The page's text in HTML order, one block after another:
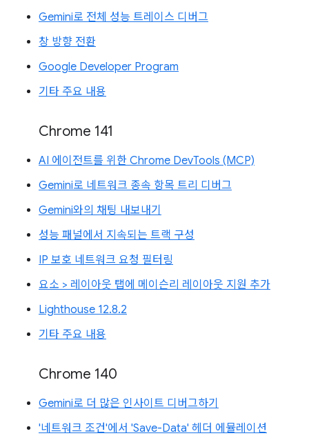
Gemini로 전체 성능 트레이스 디버그
창 방향 전환
Google Developer Program
기타 주요 내용
Chrome 141
AI 에이전트를 위한 Chrome DevTools (MCP)
Gemini로 네트워크 종속 항목 트리 디버그
Gemini와의 채팅 내보내기
성능 패널에서 지속되는 트랙 구성
IP 보호 네트워크 요청 필터링
요소 > 레이아웃 탭에 메이슨리 레이아웃 지원 추가
Lighthouse 12.8.2
기타 주요 내용
Chrome 140
Gemini로 더 많은 인사이트 디버그하기
'네트워크 조건'에서 'Save-Data' 헤더 에뮬레이션